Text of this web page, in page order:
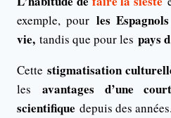
exemple, pourles Espagnols
vie, tandis que pour les pays
Cettestigmatisation
lesavantages d’une
scientifique depuis des années.